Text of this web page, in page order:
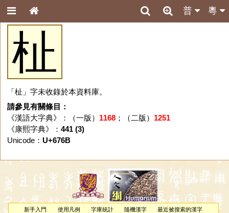
粵
普
杫
「杫」字未收錄於本資料庫。
請參見有關條目：
《漢語大字典》：（一版） 1168；（二版） 1251
《康熙字典》： 441 (3)
Unicode： U+676B
新手入門 使用凡例 字庫統計 隨機漢字
最近被搜索的漢字